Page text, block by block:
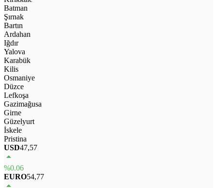
Batman
Şırnak
Bartın
Ardahan
Iğdır
Yalova
Karabük
Kilis
Osmaniye
Düzce
Lefkoşa
Gazimağusa
Girne
Güzelyurt
İskele
Pristina
USD47,57
%0.06
EURO54,77